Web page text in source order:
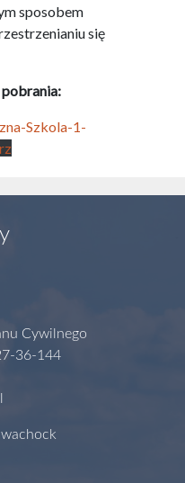
sposobem
się
Szkola-1-
Cywilnego
36-144